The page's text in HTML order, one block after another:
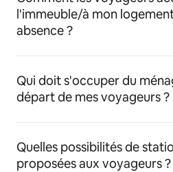
l'immeuble/à mon
absence ?
Qui doit s'occuper du
départ de mes voyageurs ?
Quelles possibilités de
proposées aux voyageurs ?